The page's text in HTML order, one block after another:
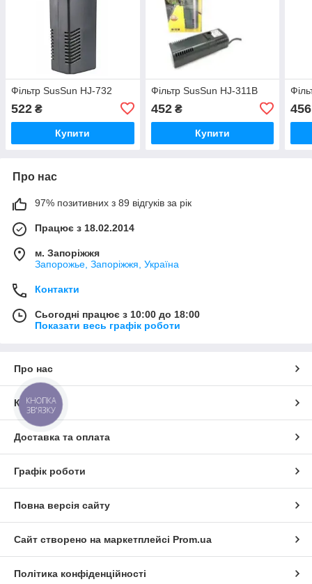
Фільтр SusSun HJ-732
522 ₴
Купити
Фільтр SusSun HJ-311B
452₴
Купити
456
Про нас
97% позитивних з 89 відгуків за рік
Працює з 18.02.2014
м. Запоріжжя
Запорожье, Запоріжжя, Україна
Контакти
Сьогодні працює з 10:00 до 18:00
Показати весь графік роботи
Про нас
Контакти
Доставка та оплата
Графік роботи
Повна версія сайту
Сайт створено на маркетплейсі Prom.ua
Політика конфіденційності
КНОПКА
ЗВ'ЯЗКУ